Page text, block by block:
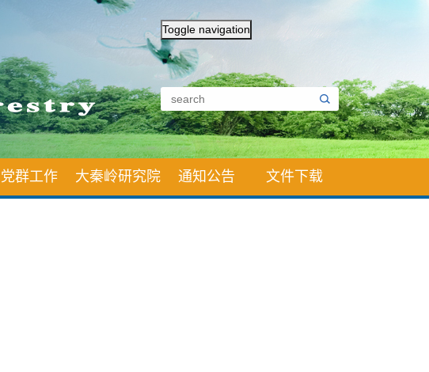
Toggle navigation
党群工作 大秦岭研究院 通知公告 文件下载